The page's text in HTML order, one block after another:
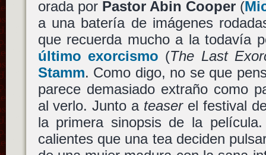
orada por Pastor Abin Cooper (
a una batería de imágenes
que recuerda mucho a la todavía
último exorcismo (The Last
Stamm. Como digo, no se que
parece demasiado extraño como
al verlo. Junto a teaserel festival
la primera sinopsis de la
calientes que una tea deciden